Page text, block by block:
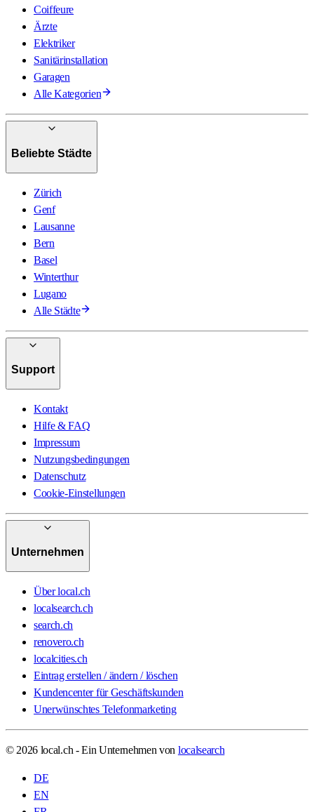
Coiffeure
Ärzte
Elektriker
Sanitärinstallation
Garagen
Alle Kategorien
Beliebte Städte
Zürich
Genf
Lausanne
Bern
Basel
Winterthur
Lugano
Alle Städte
Support
Kontakt
Hilfe & FAQ
Impressum
Nutzungsbedingungen
Datenschutz
Cookie-Einstellungen
Unternehmen
Über local.ch
localsearch.ch
search.ch
renovero.ch
localcities.ch
Eintrag erstellen / ändern / löschen
Kundencenter für Geschäftskunden
Unerwünschtes Telefonmarketing
© 2026 local.ch - Ein Unternehmen von localsearch
DE
EN